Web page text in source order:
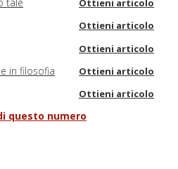
Ottieni articolo
Ottieni articolo
Ottieni articolo
in filosofia Ottieni articolo
Ottieni articolo
questo numero